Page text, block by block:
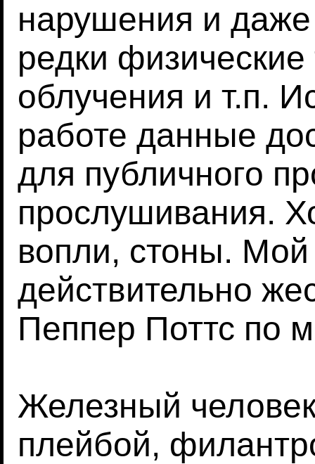
нарушения и
редки
облучения и т.п.
работе данные
для публичного
прослушивания.
вопли, стоны.
действительно
Пеппер Поттс по
Железный
плейбой,